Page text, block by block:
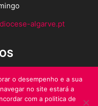
algarve.pt
o desempenho e a sua
no site estará a
com a politica de